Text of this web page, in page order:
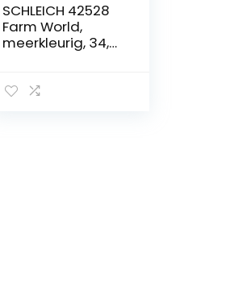
SCHLEICH 42528
Farm World,
meerkleurig, 34,01